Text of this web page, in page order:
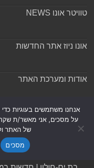
טוויטר אונו NEWS
אונו ניוז אתר החדשות
אודות ומערכת האתר
אנחנו משתמשים בעוגיות
על מסכים, אני מאשר/ת
של האתר
מסכים